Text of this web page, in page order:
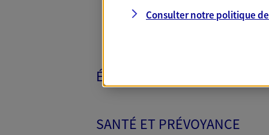
ÉPARGNE ET RETRAITE
SANTÉ ET PRÉVOYANCE
Consulter notre politique de